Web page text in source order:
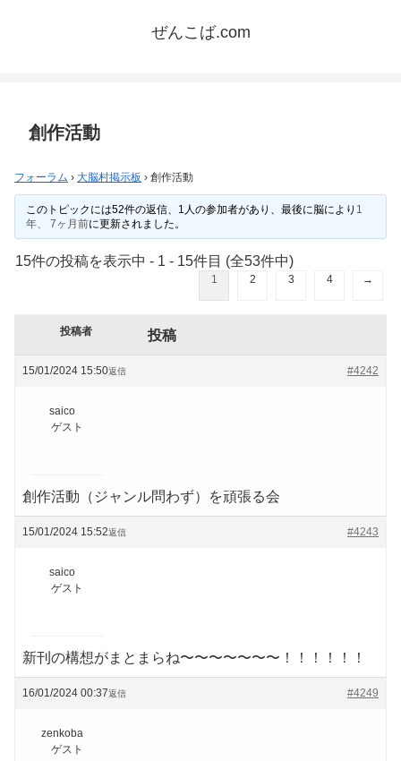
ぜんこば.com
創作活動
フォーラム › 大脳村掲示板 › 創作活動
このトピックには52件の返信、1人の参加者があり、最後に脳により 1
年、 7ヶ月前に更新されました。
15件の投稿を表示中 - 1 - 15件目 (全53件中)
1 2 3 4 →
投稿者 投稿
15/01/2024 15:50 #4242
返信
saico
ゲスト
創作活動（ジャンル問わず）を頑張る会
15/01/2024 15:52 #4243
返信
saico
ゲスト
新刊の構想がまとまらね〜〜〜〜〜〜〜！！！！！！
16/01/2024 00:37 #4249
返信
zenkoba
ゲスト